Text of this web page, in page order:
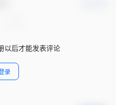
以后才能发表评论
录